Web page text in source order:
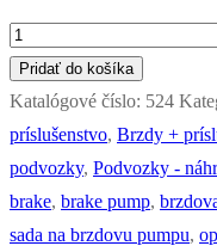
množstvo
Ochranná
guma
na
brzdový
valec
(pumpu)
Pridať do košíka
Katalógové číslo: 524
príslušenstvo, Brzdy +
podvozky, Podvozky -
brake, brake pump,
sada na brzdovu pumpu,